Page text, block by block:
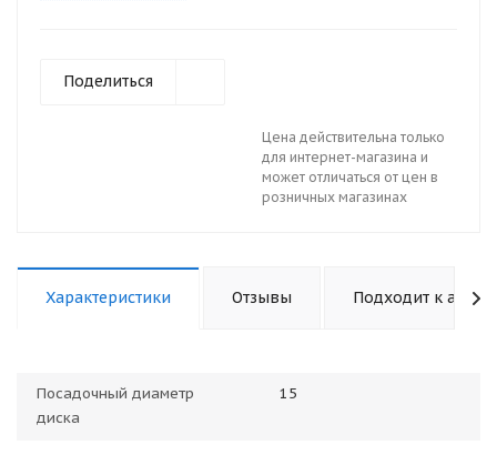
Поделиться
Цена действительна только
для интернет-магазина и
может отличаться от цен в
розничных магазинах
Характеристики Отзывы Подходит к авто
Посадочный диаметр
диска
15